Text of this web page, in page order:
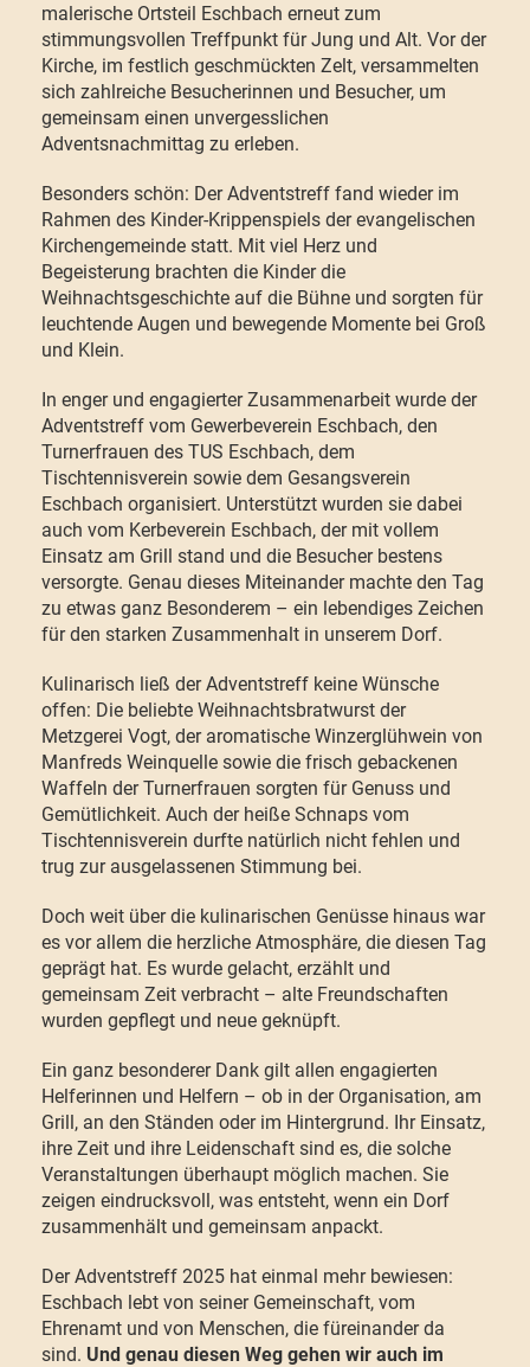
malerische Ortsteil Eschbach erneut zum
stimmungsvollen Treffpunkt für Jung und Alt. Vor der
Kirche, im festlich geschmückten Zelt, versammelten
sich zahlreiche Besucherinnen und Besucher, um
gemeinsam einen unvergesslichen
Adventsnachmittag zu erleben.
Besonders schön: Der Adventstreff fand wieder im
Rahmen des Kinder-Krippenspiels der evangelischen
Kirchengemeinde statt. Mit viel Herz und
Begeisterung brachten die Kinder die
Weihnachtsgeschichte auf die Bühne und sorgten für
leuchtende Augen und bewegende Momente bei Groß
und Klein.
In enger und engagierter Zusammenarbeit wurde der
Adventstreff vom Gewerbeverein Eschbach, den
Turnerfrauen des TUS Eschbach, dem
Tischtennisverein sowie dem Gesangsverein
Eschbach organisiert. Unterstützt wurden sie dabei
auch vom Kerbeverein Eschbach, der mit vollem
Einsatz am Grill stand und die Besucher bestens
versorgte. Genau dieses Miteinander machte den Tag
zu etwas ganz Besonderem – ein lebendiges Zeichen
für den starken Zusammenhalt in unserem Dorf.
Kulinarisch ließ der Adventstreff keine Wünsche
offen: Die beliebte Weihnachtsbratwurst der
Metzgerei Vogt, der aromatische Winzerglühwein von
Manfreds Weinquelle sowie die frisch gebackenen
Waffeln der Turnerfrauen sorgten für Genuss und
Gemütlichkeit. Auch der heiße Schnaps vom
Tischtennisverein durfte natürlich nicht fehlen und
trug zur ausgelassenen Stimmung bei.
Doch weit über die kulinarischen Genüsse hinaus war
es vor allem die herzliche Atmosphäre, die diesen Tag
geprägt hat. Es wurde gelacht, erzählt und
gemeinsam Zeit verbracht – alte Freundschaften
wurden gepflegt und neue geknüpft.
Ein ganz besonderer Dank gilt allen engagierten
Helferinnen und Helfern – ob in der Organisation, am
Grill, an den Ständen oder im Hintergrund. Ihr Einsatz,
ihre Zeit und ihre Leidenschaft sind es, die solche
Veranstaltungen überhaupt möglich machen. Sie
zeigen eindrucksvoll, was entsteht, wenn ein Dorf
zusammenhält und gemeinsam anpackt.
Der Adventstreff 2025 hat einmal mehr bewiesen:
Eschbach lebt von seiner Gemeinschaft, vom
Ehrenamt und von Menschen, die füreinander da
sind. Und genau diesen Weg gehen wir auch im